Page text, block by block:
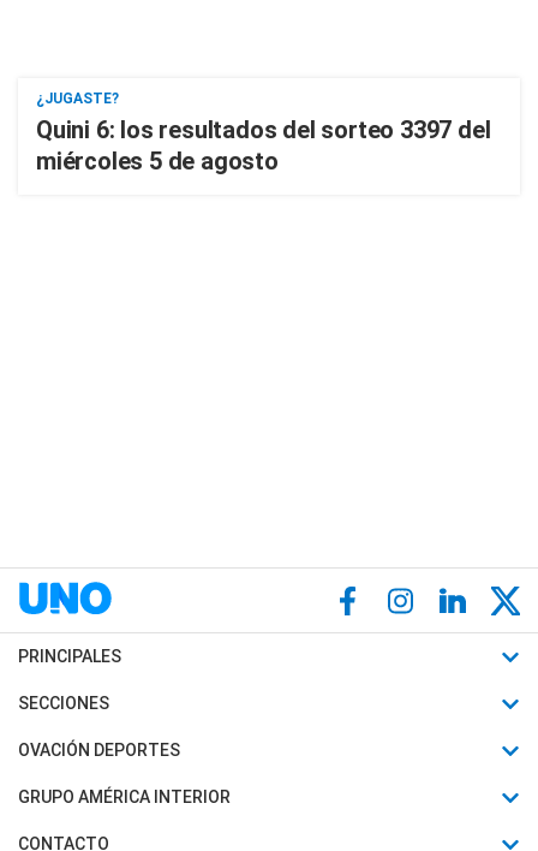
¿JUGASTE?
Quini 6: los resultados del sorteo 3397 del
miércoles 5 de agosto
PRINCIPALES
Últimas Noticias
Política
SECCIONES
Horóscopo
Motores
OVACIÓN DEPORTES
Fútbol
Mundial
GRUPO AMÉRICA INTERIOR
Canal 7 en Vivo
CONTACTO